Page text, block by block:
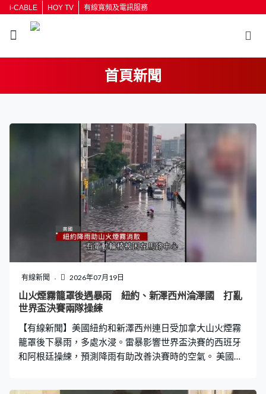
i-CABLE HOY TV 有線寬頻及電訊服務
首頁新聞
有線新聞 2026年07月19日
山火煙霧籠罩後遇暴雨 紐約、新澤西州淪澤國 打亂
世界盃決賽兩隊操練
【有線新聞】美國紐約和新澤西州連日受加拿大山火煙霧
籠罩後下暴雨，多處水浸。雷暴影響世界盃決賽的西班牙
和阿根廷操練，預測降雨有助改善決賽時的空氣。 美國東